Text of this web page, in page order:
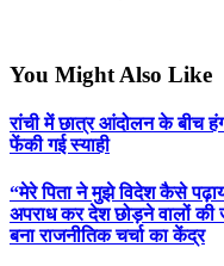
You Might Also Like
रांची में छात्र आंदोलन के बीच
फेंकी गई स्याही
“मेरे पिता ने मुझे विदेश कैसे
अपराध कर देश छोड़ने वालों की
बना राजनीतिक चर्चा का केंद्र